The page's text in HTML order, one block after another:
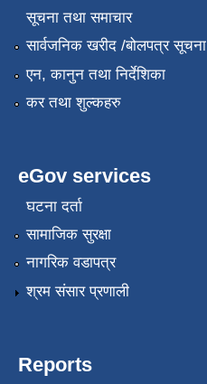
सूचना तथा समाचार
सार्वजनिक खरीद /बोलपत्र सूचना
एन, कानुन तथा निर्देशिका
कर तथा शुल्कहरु
eGov services
घटना दर्ता
सामाजिक सुरक्षा
नागरिक वडापत्र
श्रम संसार प्रणाली
Reports